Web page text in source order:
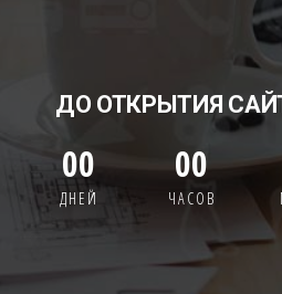
ДО ОТКРЫТИЯ
00
ДНЕЙ
00
ЧАСОВ